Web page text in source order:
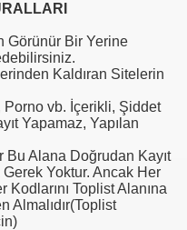
Görünür Bir Yerine
Kaldıran Sitelerin
Porno vb. İçerikli, Şiddet
Yapamaz, Yapılan
Bu Alana Doğrudan Kayıt
Yoktur. Ancak Her
Toplist Alanına
Almalıdır(Toplist